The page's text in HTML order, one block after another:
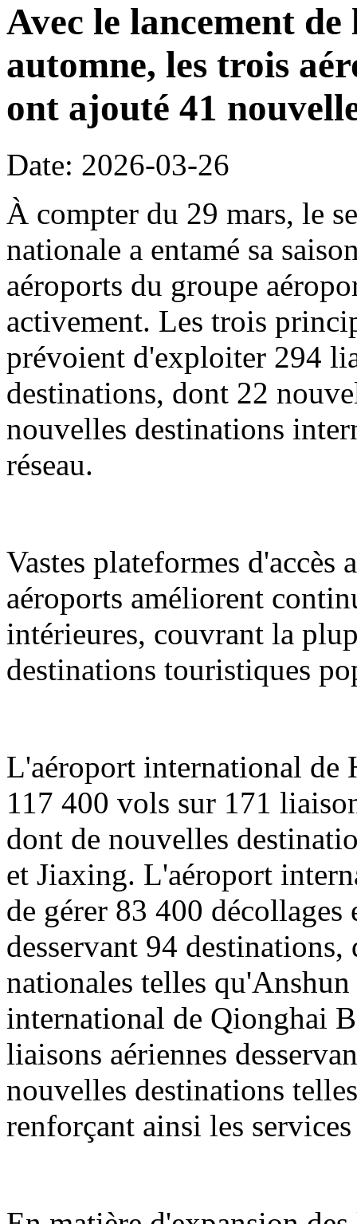
Avec le lancement de
automne, les trois
ont ajouté 41
Date: 2026-03-26
À compter du 29 mars, le
nationale a entamé sa
aéroports du groupe
activement. Les trois
prévoient d'exploiter 294
destinations, dont 22
nouvelles destinations
réseau.
Vastes plateformes
aéroports améliorent
intérieures, couvrant la
destinations touristiques
L'aéroport international
117 400 vols sur 171
dont de nouvelles
et Jiaxing. L'aéroport
de gérer 83 400 décollages
desservant 94
nationales telles
international de Qionghai
liaisons aériennes
nouvelles destinations
renforçant ainsi les